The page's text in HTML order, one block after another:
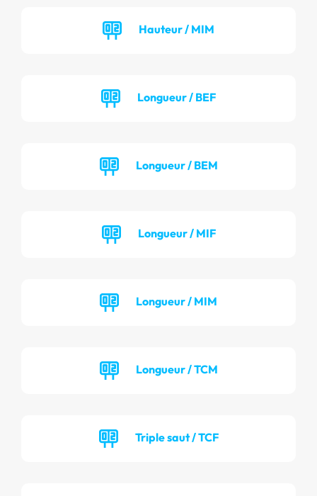
Hauteur / MIM
Longueur / BEF
Longueur / BEM
Longueur / MIF
Longueur / MIM
Longueur / TCM
Triple saut / TCF